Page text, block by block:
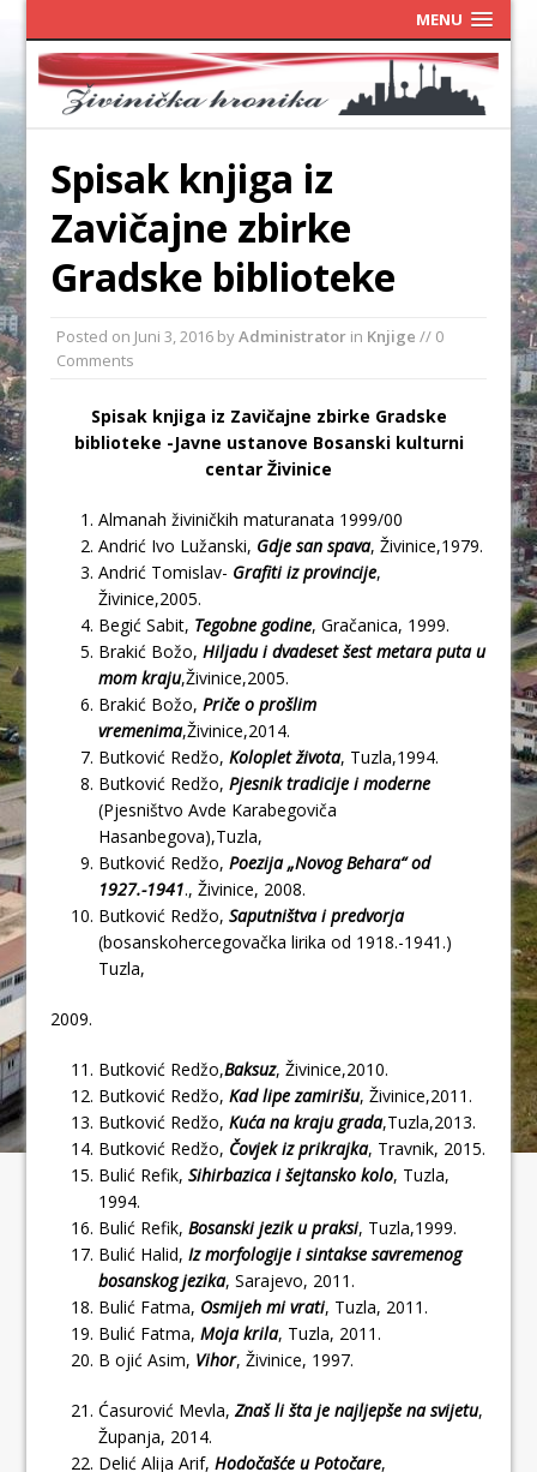
MENU
Spisak knjiga iz
Zavičajne zbirke
Gradske biblioteke
Posted on Juni 3, 2016 byAdministrator in Knjige // 0
Comments
Spisak knjiga iz Zavičajne zbirke Gradske
biblioteke -Javne ustanove Bosanski kulturni
centar Živinice
Almanah živiničkih maturanata 1999/00
Andrić Ivo Lužanski, Gdje san spava, Živinice,1979.
Andrić Tomislav- Grafiti iz provincije,
Živinice,2005.
Begić Sabit, Tegobne godine, Gračanica, 1999.
Brakić Božo,Hiljadu i dvadeset šest metara puta u
mom kraju,Živinice,2005.
Brakić Božo,Priče o prošlim
vremenima,Živinice,2014.
Butković Redžo,Koloplet života, Tuzla,1994.
Butković Redžo,Pjesnik tradicije i moderne
(Pjesništvo Avde Karabegoviča
Hasanbegova),Tuzla,
Butković Redžo,Poezija „Novog Behara“ od
1927.-1941., Živinice, 2008.
Butković Redžo,Saputništva i predvorja
(bosanskohercegovačka lirika od 1918.-1941.)
Tuzla,
2009.
Butković Redžo,Baksuz, Živinice,2010.
Butković Redžo,Kad lipe zamirišu, Živinice,2011.
Butković Redžo,Kuća na kraju grada,Tuzla,2013.
Butković Redžo, Čovjek iz prikrajka, Travnik, 2015.
Bulić Refik,Sihirbazica i šejtansko kolo, Tuzla,
1994.
Bulić Refik,Bosanski jezik u praksi, Tuzla,1999.
Bulić Halid,Iz morfologije i sintakse savremenog
bosanskog jezika, Sarajevo, 2011.
Bulić Fatma, Osmijeh mi vrati, Tuzla, 2011.
Bulić Fatma,Moja krila, Tuzla, 2011.
B ojić Asim, Vihor, Živinice, 1997.
Ćasurović Mevla,Znaš li šta je najljepše na svijetu,
Županja, 2014.
Delić Alija Arif,Hodočašće u Potočare,